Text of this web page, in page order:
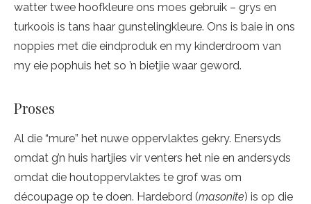
watter twee hoofkleure ons moes gebruik – grys en
turkoois is tans haar gunstelingkleure. Ons is baie in ons
noppies met die eindproduk en my kinderdroom van
my eie pophuis het so ’n bietjie waar geword.
Proses
Al die “mure” het nuwe oppervlaktes gekry. Enersyds
omdat g’n huis hartjies vir venters het nie en andersyds
omdat die houtoppervlaktes te grof was om
découpage op te doen. Hardebord (masonite) is op die